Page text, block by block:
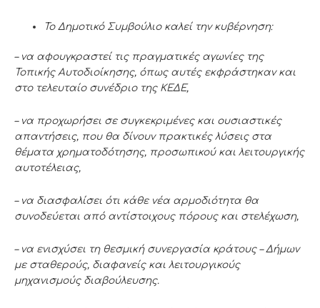
Το Δημοτικό Συμβούλιο καλεί την κυβέρνηση:
– να αφουγκραστεί τις πραγματικές αγωνίες της
Τοπικής Αυτοδιοίκησης, όπως αυτές εκφράστηκαν και
στο τελευταίο συνέδριο της ΚΕΔΕ,
– να προχωρήσει σε συγκεκριμένες και ουσιαστικές
απαντήσεις, που θα δίνουν πρακτικές λύσεις στα
θέματα χρηματοδότησης, προσωπικού και λειτουργικής
αυτοτέλειας,
– να διασφαλίσει ότι κάθε νέα αρμοδιότητα θα
συνοδεύεται από αντίστοιχους πόρους και στελέχωση,
– να ενισχύσει τη θεσμική συνεργασία κράτους – Δήμων
με σταθερούς, διαφανείς και λειτουργικούς
μηχανισμούς διαβούλευσης.